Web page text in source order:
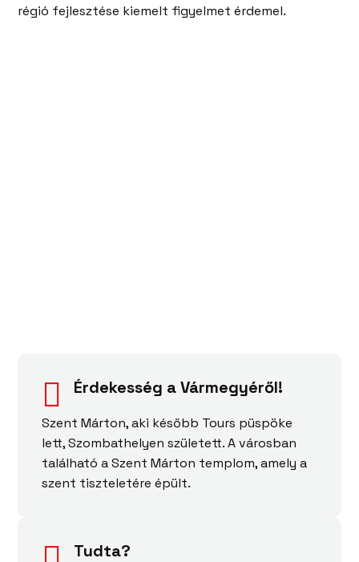
régió fejlesztése kiemelt figyelmet érdemel.
Érdekesség a Vármegyéről!
Szent Márton, aki később Tours püspöke
lett, Szombathelyen született. A városban
található a Szent Márton templom, amely a
szent tiszteletére épült.
Tudta?